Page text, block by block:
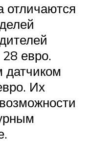
отличаются
евро.
Их